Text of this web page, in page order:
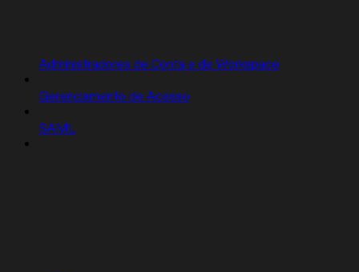
Administradores de Conta e de Workspace
Gerenciamento de Acesso
SAML